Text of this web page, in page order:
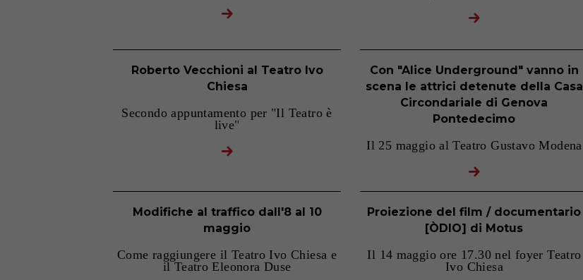
Roberto Vecchioni al Teatro Ivo
Chiesa
Secondo appuntamento per "Il Teatro è
live"
Con "Alice Underground" vanno in
scena le attrici detenute della Casa
Circondariale di Genova
Pontedecimo
Il 25 maggio al Teatro Gustavo Modena
Modifiche al traffico dall'8 al 10
maggio
Come raggiungere il Teatro Ivo Chiesa e
il Teatro Eleonora Duse
Proiezione del film / documentario
[ÒDIO] di Motus
Il 14 maggio ore 17.30 nel foyer Teatro
Ivo Chiesa